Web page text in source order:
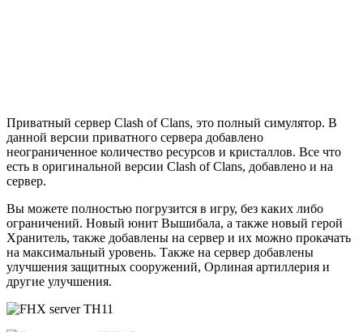
Приватный сервер Clash of Clans, это полный симулятор. В
данной версии приватного сервера добавлено
неограниченное количество ресурсов и кристаллов. Все что
есть в оригинальной версии Clash of Clans, добавлено и на
сервер.
Вы можете полностью погрузится в игру, без каких либо
ограничений. Новый юнит Вышибала, а также новый герой
Хранитель, также добавлены на сервер и их можно прокачать
на максимальный уровень. Также на сервер добавлены
улучшения защитных сооружений, Орлиная артиллерия и
другие улучшения.